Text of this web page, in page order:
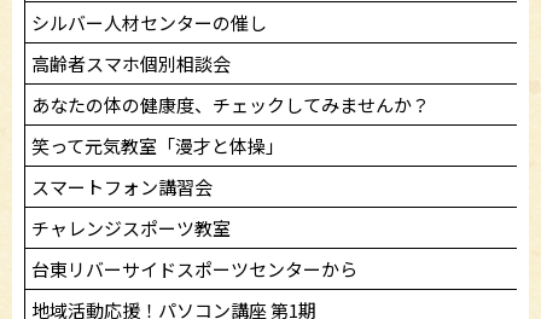
シルバー人材センターの催し
高齢者スマホ個別相談会
あなたの体の健康度、チェックしてみませんか？
笑って元気教室「漫才と体操」
スマートフォン講習会
チャレンジスポーツ教室
台東リバーサイドスポーツセンターから
地域活動応援！パソコン講座 第1期